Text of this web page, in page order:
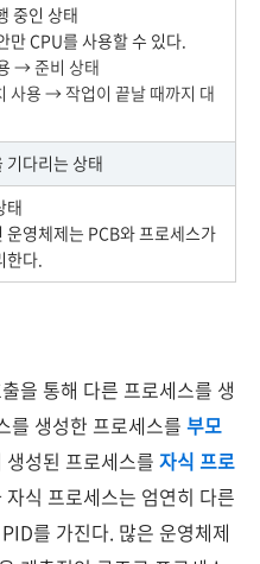
중인 상태
만 CPU를 사용할 수 있다.
→ 준비 상태
사용 → 작업이 끝날 때까지 대
기다리는 상태
태
운영체제는 PCB와 프로세스가
다.
을 통해 다른 프로세스를 생
를 생성한 프로세스를 부모
성된 프로세스를 자식 프로
식 프로세스는 엄연히 다른
를 가진다. 많은 운영체제